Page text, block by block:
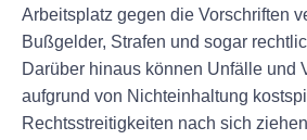
Arbeitsplatz gegen die Vorschriften
Bußgelder, Strafen und sogar
Darüber hinaus können Unfälle und
aufgrund von Nichteinhaltung
Rechtsstreitigkeiten nach sich